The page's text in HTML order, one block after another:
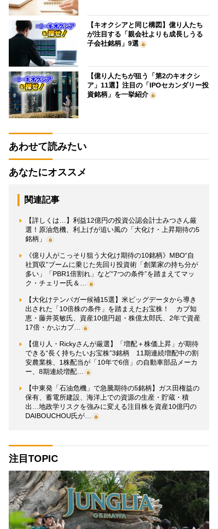
【キオクシアと同じ構図】億り人たち
が注目する「親会社よりも成長しうる
子会社銘柄」9選
【億り人たちが狙う「第2のキオクシ
ア」11選】注目の「IPOセカンダリー投
資銘柄」を一挙紹介
あわせて読みたい
あなたにオススメ
関連記事
【詳しくは…】利益12億円の投資公認会計士みつさん厳
選！原油危機、利上げが追い風の「大化け・上昇期待の5
銘柄」
《億り人がこっそり狙う大化け期待の10銘柄》MBO“自
社買収”ブームに乗じた先回り投資術「創業家の持ち分が
多い」「PBR1倍割れ」など“7つの条件”を踏まえてマッ
ク・チェリー氏＆…
【大化けテンバガー候補15選】米ビッグデータから導き
出された「10倍株の条件」を踏まえたお宝株！ カブ知
恵・藤井英敏氏、資産10億円超・株億太郎氏、2年で資産
17倍・かぶカブ…
【億り人・Rickyさんが厳選】「増配＋株価上昇」が期待
できる“長く持ちたいお宝株”3銘柄 11期連続増配中の割
安農業株、1株配当が「10年で6倍」の自動車部品メーカ
ー、8期連続増配…
【中東発「石油危機」で急騰期待の5銘柄】ガス田権益の
保有、蓄電所建設、海洋上での資源の生産・貯蔵・積
出…地政学リスクを強みに変える注目株を資産10億円の
DAIBOUCHOU氏が…
注目TOPIC